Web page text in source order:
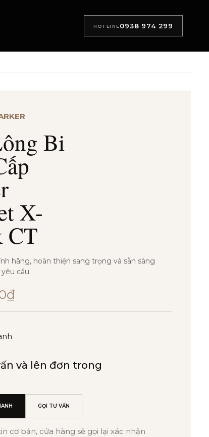
HOTLINE0938 974 299
Bi
X-
CT
hãng, hoàn thiện sang trọng và sẵn sàng
cầu.
₫
và lên đơn trong
cơ bản, cửa hàng sẽ gọi lại xác nhận
GỌI TƯ VẤN